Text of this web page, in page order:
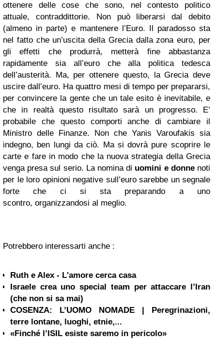
ottenere delle cose che sono, nel contesto politico
attuale, contraddittorie. Non può liberarsi dal debito
(almeno in parte) e mantenere l’Euro. Il paradosso sta
nel fatto che un’uscita della Grecia dalla zona euro, per
gli effetti che produrrà, metterà fine abbastanza
rapidamente sia all’euro che alla politica tedesca
dell’austerità. Ma, per ottenere questo, la Grecia deve
uscire dall’euro. Ha quattro mesi di tempo per prepararsi,
per convincere la gente che un tale esito è inevitabile, e
che in realtà questo risultato sarà un progresso. E’
probabile che questo comporti anche di cambiare il
Ministro delle Finanze. Non che Yanis Varoufakis sia
indegno, ben lungi da ciò. Ma si dovrà pure scoprire le
carte e fare in modo che la nuova strategia della Grecia
venga presa sul serio. La nomina di uomini e donnenoti
per le loro opinioni negative sull’euro sarebbe un segnale
forte che ci si sta preparando a uno
scontro, organizzandosi al meglio.
Potrebbero interessarti anche :
Ruth e Alex - L'amore cerca casa
Israele crea uno special team per attaccare l’Iran
(che non si sa mai)
COSENZA: L’UOMO NOMADE | Peregrinazioni,
terre lontane, luoghi, etnie,...
«Finché l’ISIL esiste saremo in pericolo»